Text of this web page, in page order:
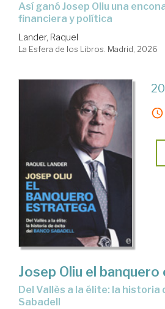
Así ganó Josep Oliu una enconada batalla
financiera y política
Lander, Raquel
La Esfera de los Libros. Madrid, 2026
Josep Oliu el
del Vallès a la élite: la historia de éxito del Banco
Sabadell